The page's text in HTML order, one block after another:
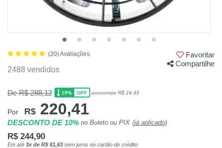
(20) Avaliações
Favoritar
2488 vendidos
Compartilhe
De R$ 288,12 15% OFF economize R$ 24,49
Por R$ 220,41
DESCONTO DE 10% no Boleto ou PIX (já aplicado)
R$ 244,90
Em até 3x de R$ 81,63 sem juros no cartão de crédito